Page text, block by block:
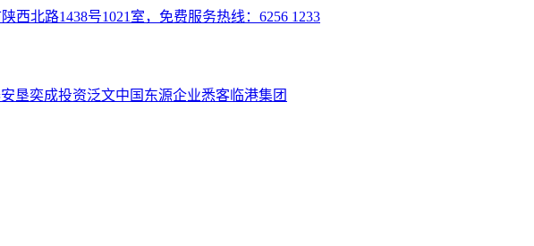
西北路1438号1021室，免费服务热线：6256 1233
安垦奕成投资泛文中国 东源企业悉客 临港集团